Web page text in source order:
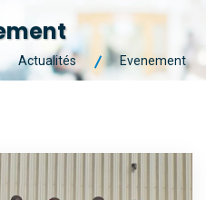
Actualités Evenement